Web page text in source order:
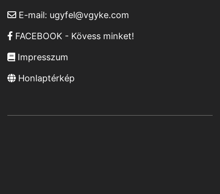
E-mail: ugyfel@vgyke.com
FACEBOOK - Kövess minket!
Impresszum
Honlaptérkép